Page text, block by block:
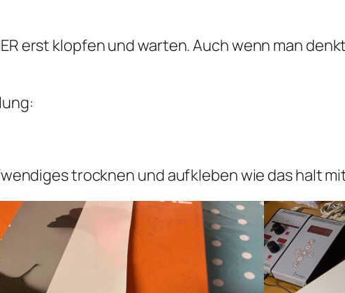
erst klopfen und warten. Auch wenn man
trocknen und aufkleben wie das halt